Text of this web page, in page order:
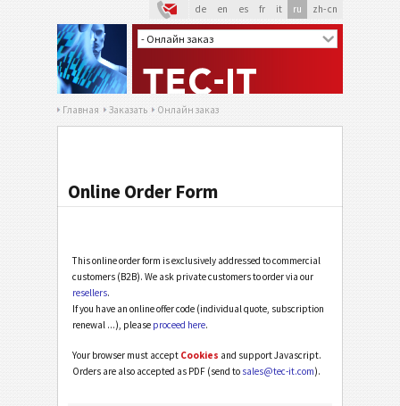
de en es fr it ru zh-cn
Главная Заказать Онлайн заказ
Online Order Form
This online order form is exclusively addressed to commercial
customers (B2B). We ask private customers to order via our
resellers.
If you have an online offer code (individual quote, subscription
renewal ...), please proceed here.
Your browser must accept Cookies and support Javascript.
Orders are also accepted as PDF (send to sales@tec-it.com).